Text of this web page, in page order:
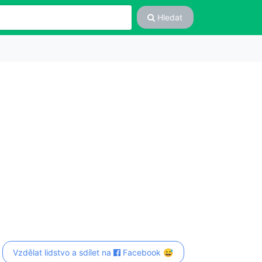
Hledat
Vzdělat lidstvo a sdílet na Facebook 😅